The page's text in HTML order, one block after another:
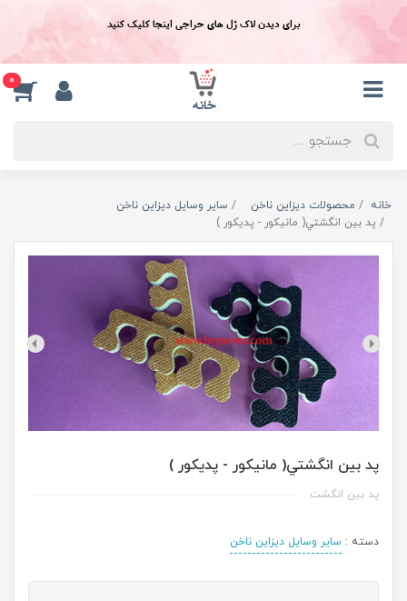
برای دیدن لاک ژل های حراجی اینجا کلیک کنید
0
خانه محصولات دیزاین ناخن
سایر وسایل دیزاین ناخن
پد بين انگشتي( مانيکور - پديکور )
پد بين انگشتي( مانيکور - پديکور )
پد بین انگشت
دسته : سایر وسایل دیزاین ناخن